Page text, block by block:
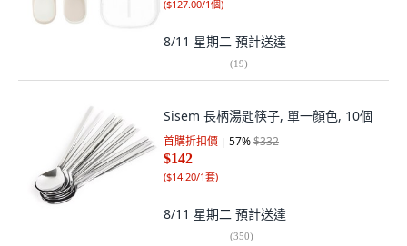
($127.00/1個)
8/11 星期二 預計送達
(19)
Sisem 長柄湯匙筷子, 單一顏色, 10個
首購折扣價 57%$332
$142
($14.20/1套)
8/11 星期二 預計送達
(350)